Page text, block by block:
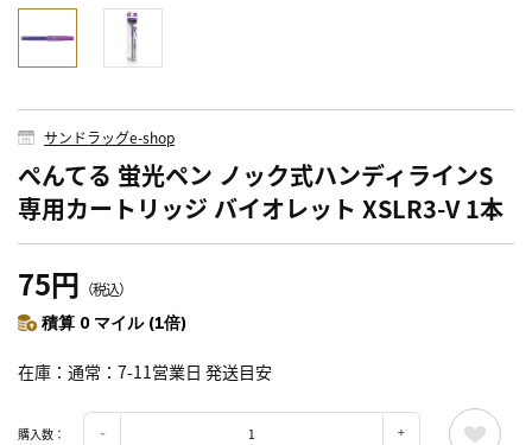
サンドラッグe-shop
ぺんてる 蛍光ペン ノック式ハンディラインS
専用カートリッジ バイオレット XSLR3-V 1本
75円 （税込）
積算 0 マイル (1倍)
在庫 通常：7-11営業日 発送目安
購入数：